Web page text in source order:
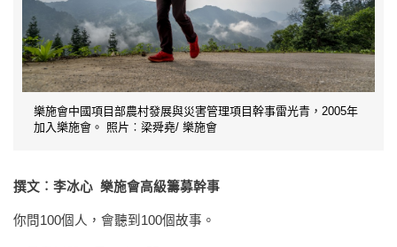
樂施會中國項目部農村發展與災害管理項目幹事雷光青，2005年
加入樂施會。 照片︰梁舜堯/ 樂施會
撰文︰李冰心 樂施會高級籌募幹事
你問100個人，會聽到100個故事。